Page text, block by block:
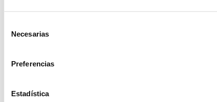
Necesarias
Preferencias
Estadística
Encuentre Fluidra
en su país